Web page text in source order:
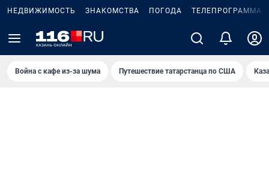
НЕДВИЖИМОСТЬ ЗНАКОМСТВА ПОГОДА ТЕЛЕПРОГРАММА
Война с кафе из-за шума Путешествие татарстанца по США